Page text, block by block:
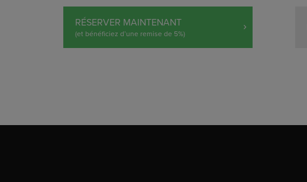
RÉSERVER MAINTENANT
(et bénéficiez d’une remise de 5%)